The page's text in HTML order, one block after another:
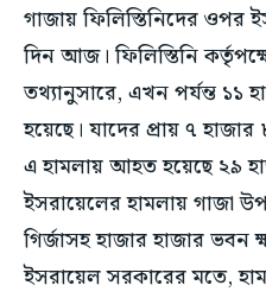
গাজায় ফিলিস্তিনিদের ওপর
দিন আজ। ফিলিস্তিনি
তথ্যানুসারে, এখন পর্যন্ত ১১
হয়েছে। যাদের প্রায় ৭
এ হামলায় আহত হয়েছে ২৯
ইসরায়েলের হামলায় গাজা
গির্জাসহ হাজার হাজার ভবন
ইসরায়েল সরকারের মতে,